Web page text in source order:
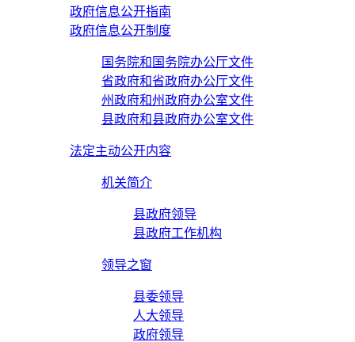
政府信息公开指南
政府信息公开制度
国务院和国务院办公厅文件
省政府和省政府办公厅文件
州政府和州政府办公室文件
县政府和县政府办公室文件
法定主动公开内容
机关简介
县政府领导
县政府工作机构
领导之窗
县委领导
人大领导
政府领导